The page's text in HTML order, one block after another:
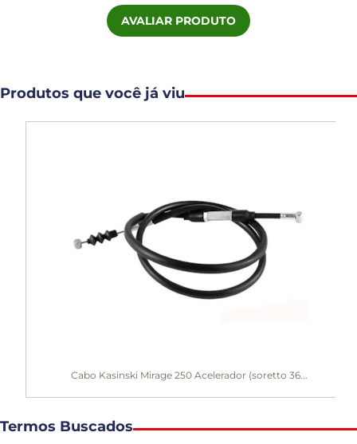
AVALIAR PRODUTO
Produtos que você já viu
Cabo Kasinski Mirage 250 Acelerador (soretto 36...
Termos Buscados